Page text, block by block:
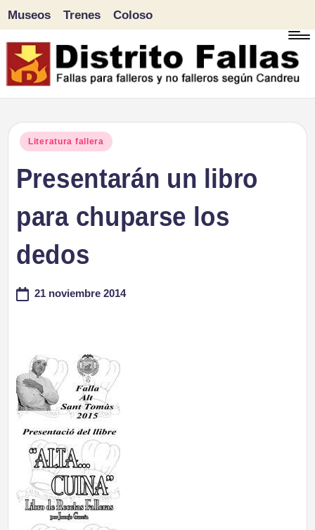
Saltar
al
Museos Trenes Coloso
Publicado
Literatura fallera
Presentarán un libro
para chuparse los
dedos
21 noviembre 2014